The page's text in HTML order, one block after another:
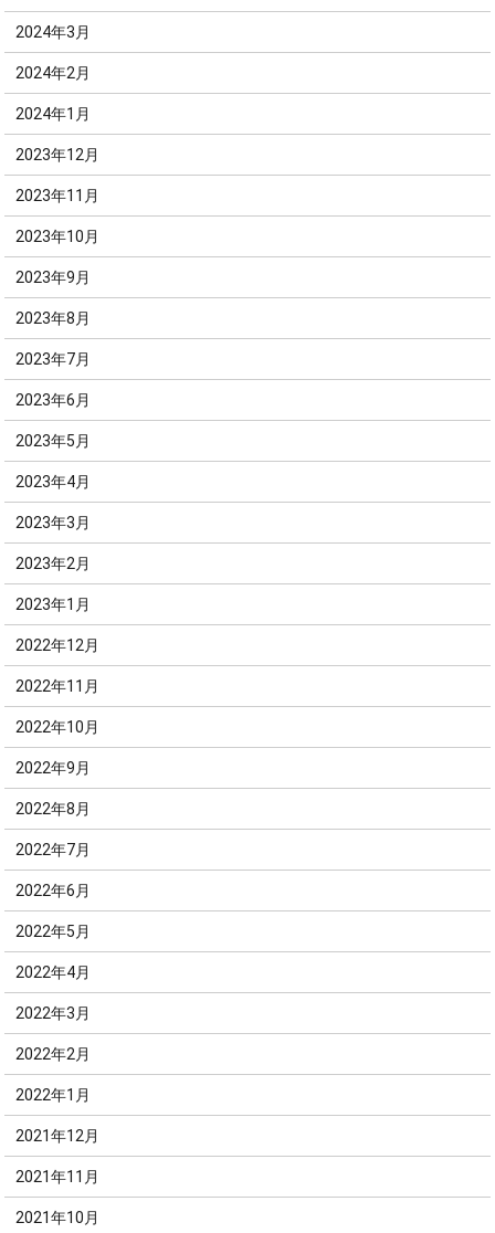
2024年3月
2024年2月
2024年1月
2023年12月
2023年11月
2023年10月
2023年9月
2023年8月
2023年7月
2023年6月
2023年5月
2023年4月
2023年3月
2023年2月
2023年1月
2022年12月
2022年11月
2022年10月
2022年9月
2022年8月
2022年7月
2022年6月
2022年5月
2022年4月
2022年3月
2022年2月
2022年1月
2021年12月
2021年11月
2021年10月